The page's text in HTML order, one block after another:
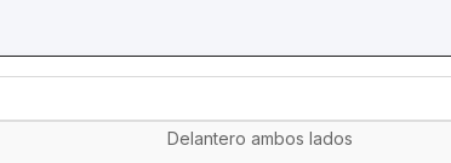
Delantero ambos lados